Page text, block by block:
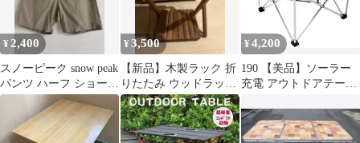
¥2,400
スノーピーク snow peak
パンツ ハーフ ショーツ
廃盤
¥3,500
【新品】木製ラック 折
りたたみ ウッドラック
キャンプ リビング ガー
デニング
¥ 4,200
190 【美品】ソーラー
充電 アウトドアテーブ
ャンプ 防災